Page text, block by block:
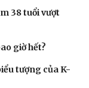
38 tuổi vượt
giờ hết?
tượng của K-